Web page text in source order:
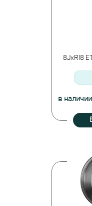
8JxR18
в